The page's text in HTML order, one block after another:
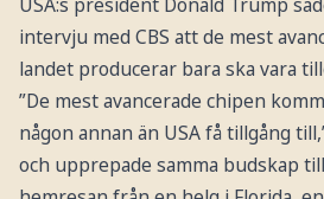
intervju med CBS att de mest
landet producerar bara ska vara
”De mest avancerade chipen
någon annan än USA få tillgång
och upprepade samma budskap